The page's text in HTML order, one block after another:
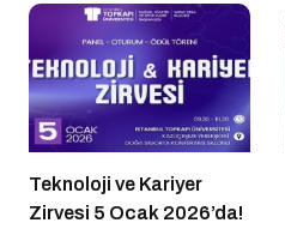
Teknoloji ve Kariyer
Zirvesi 5 Ocak 2026’da!